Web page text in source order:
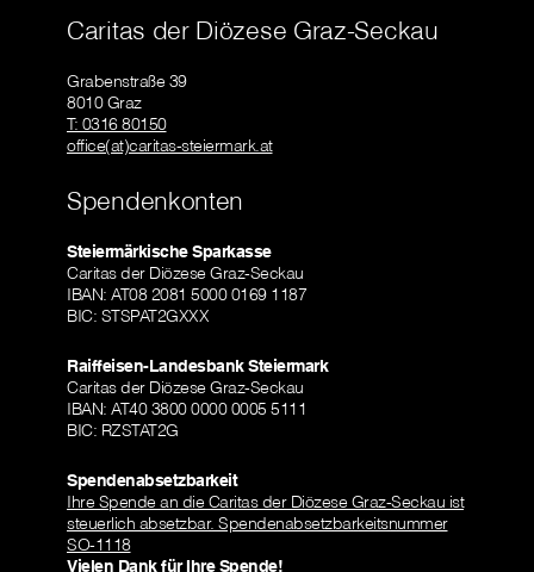
Caritas der Diözese Graz-Seckau
Grabenstraße 39
8010 Graz
T: 0316 80150
office(at)caritas-steiermark.at
Spendenkonten
Steiermärkische Sparkasse
Caritas der Diözese Graz-Seckau
IBAN: AT08 2081 5000 0169 1187
BIC: STSPAT2GXXX
Raiffeisen-Landesbank Steiermark
Caritas der Diözese Graz-Seckau
IBAN: AT40 3800 0000 0005 5111
BIC: RZSTAT2G
Spendenabsetzbarkeit
Ihre Spende an die Caritas der Diözese Graz-Seckau ist
steuerlich absetzbar. Spendenabsetzbarkeitsnummer
SO-1118
Vielen Dank für Ihre Spende!